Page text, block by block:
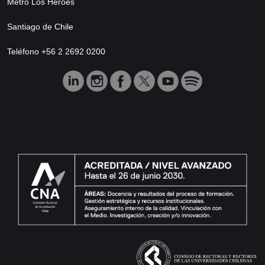
Santiago de Chile
Teléfono +56 2 2692 0200